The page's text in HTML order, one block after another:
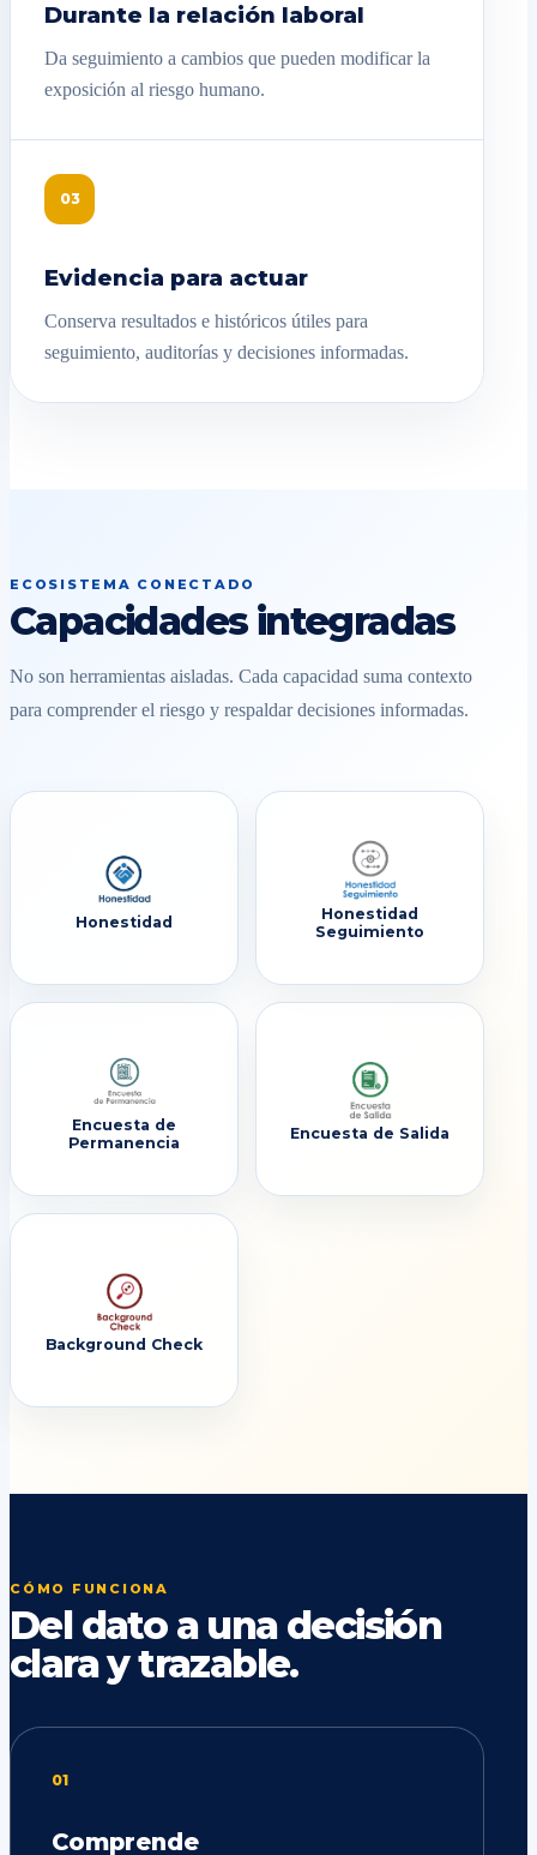
Durante la relación laboral
Da seguimiento a cambios que pueden modificar la
exposición al riesgo humano.
03
Evidencia para actuar
Conserva resultados e históricos útiles para
seguimiento, auditorías y decisiones informadas.
ECOSISTEMA CONECTADO
Capacidades integradas
No son herramientas aisladas. Cada capacidad suma contexto
para comprender el riesgo y respaldar decisiones informadas.
Honestidad
Honestidad
Seguimiento
Encuesta de
Permanencia
Encuesta de Salida
Background Check
CÓMO FUNCIONA
Del dato a una decisión
clara y trazable.
01
Comprende